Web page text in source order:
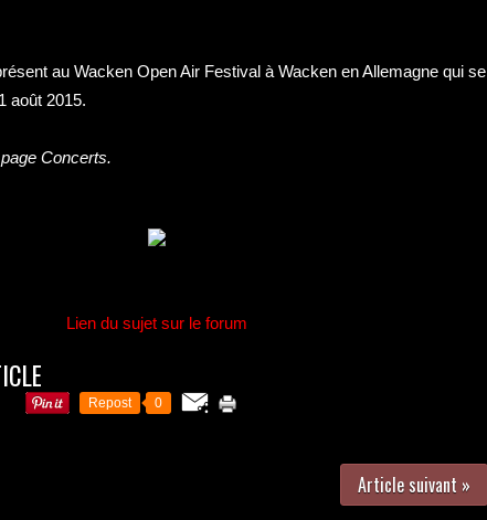
au Wacken Open Air Festival à Wacken en Allemagne qui se
août 2015.
Concerts.
Lien du sujet sur le forum
Repost 0
Article suivant »